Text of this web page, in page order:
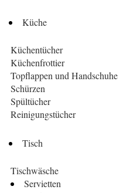
Küche
Küchentücher
Küchenfrottier
Topflappen und Handschuhe
Schürzen
Spültücher
Reinigungstücher
Tisch
Tischwäsche
Servietten